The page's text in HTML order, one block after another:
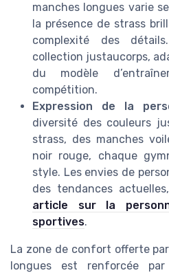
manches longues varie
la présence de strass
complexité des
collection justaucorps,
du modèle
compétition.
Expression de la
diversité des couleurs
strass, des manches
noir rouge, chaque
style. Les envies de
des tendances
article sur la
sportives.
La zone de confort offerte
longues est renforcée